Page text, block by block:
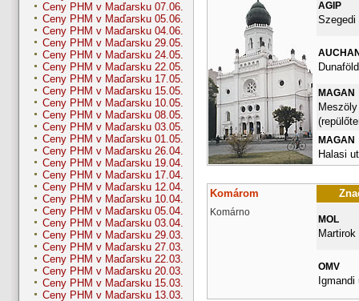
Ceny PHM v Maďarsku 07.06.
Ceny PHM v Maďarsku 05.06.
Ceny PHM v Maďarsku 04.06.
Ceny PHM v Maďarsku 29.05.
Ceny PHM v Maďarsku 24.05.
Ceny PHM v Maďarsku 22.05.
Ceny PHM v Maďarsku 17.05.
Ceny PHM v Maďarsku 15.05.
Ceny PHM v Maďarsku 10.05.
Ceny PHM v Maďarsku 08.05.
Ceny PHM v Maďarsku 03.05.
Ceny PHM v Maďarsku 01.05.
Ceny PHM v Maďarsku 26.04.
Ceny PHM v Maďarsku 19.04.
Ceny PHM v Maďarsku 17.04.
Ceny PHM v Maďarsku 12.04.
Ceny PHM v Maďarsku 10.04.
Ceny PHM v Maďarsku 05.04.
Ceny PHM v Maďarsku 03.04.
Ceny PHM v Maďarsku 29.03.
Ceny PHM v Maďarsku 27.03.
Ceny PHM v Maďarsku 22.03.
Ceny PHM v Maďarsku 20.03.
Ceny PHM v Maďarsku 15.03.
Ceny PHM v Maďarsku 13.03.
AGIP
Szegedi
MAGAN
MAGAN
Halasi
Komárom
Komárno
MOL
Martirok
OMV
Igmandi